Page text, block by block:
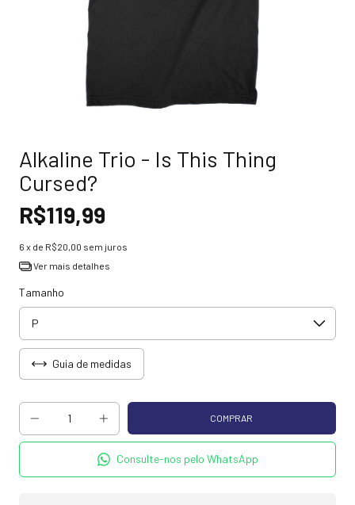
Alkaline Trio - Is This Thing
Cursed?
R$119,99
6 x de R$20,00 sem juros
Ver mais detalhes
Tamanho
Guia de medidas
Consulte-nos pelo WhatsApp